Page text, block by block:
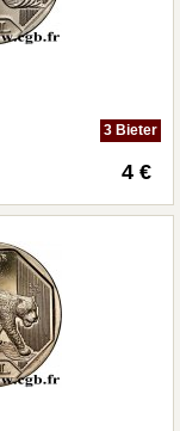
3 Bieter
4 €